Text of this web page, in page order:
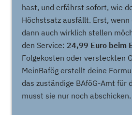
hast, und erfährst sofort, wie
Höchstsatz ausfällt. Erst, wenn
dann auch wirklich stellen
den Service: 24,99 Euro beim
Folgekosten oder versteckten
MeinBafög erstellt deine
das zuständige BAföG-Amt für
musst sie nur noch abschicken.